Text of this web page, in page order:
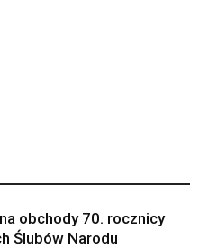
obchody 70. rocznicy
Ślubów Narodu